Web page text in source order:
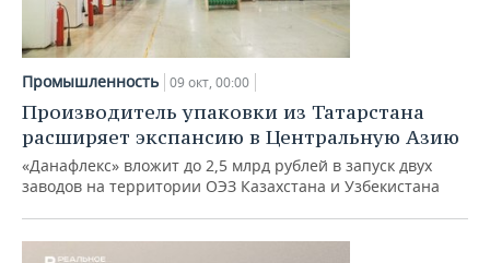
Промышленность 09 окт, 00:00
Производитель упаковки из Татарстана
расширяет экспансию в Центральную Азию
«Данафлекс» вложит до 2,5 млрд рублей в запуск двух
заводов на территории ОЭЗ Казахстана и Узбекистана